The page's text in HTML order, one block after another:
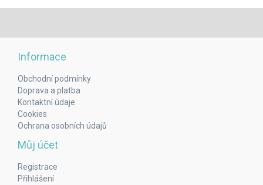
Informace
Obchodní podmínky
Doprava a platba
Kontaktní údaje
Cookies
Ochrana osobních údajů
Můj účet
Registrace
Přihlášení